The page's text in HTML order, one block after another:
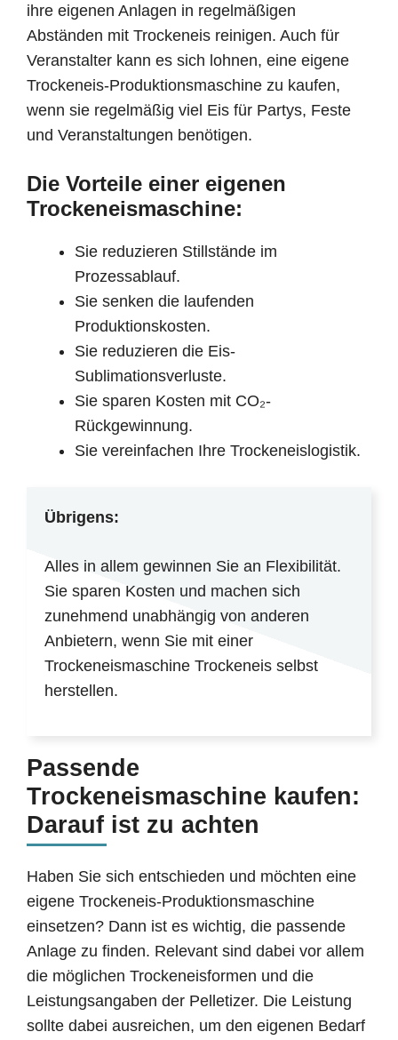
ihre eigenen Anlagen in regelmäßigen
Abständen mit Trockeneis reinigen. Auch für
Veranstalter kann es sich lohnen, eine eigene
Trockeneis-Produktionsmaschine zu kaufen,
wenn sie regelmäßig viel Eis für Partys, Feste
und Veranstaltungen benötigen.
Die Vorteile einer eigenen
Trockeneismaschine:
Sie reduzieren Stillstände im
Prozessablauf.
Sie senken die laufenden
Produktionskosten.
Sie reduzieren die Eis-
Sublimationsverluste.
Sie sparen Kosten mit CO₂-
Rückgewinnung.
Sie vereinfachen Ihre Trockeneislogistik.
Übrigens:
Alles in allem gewinnen Sie an Flexibilität.
Sie sparen Kosten und machen sich
zunehmend unabhängig von anderen
Anbietern, wenn Sie mit einer
Trockeneismaschine Trockeneis selbst
herstellen.
Passende
Trockeneismaschine kaufen:
Darauf ist zu achten
Haben Sie sich entschieden und möchten eine
eigene Trockeneis-Produktionsmaschine
einsetzen? Dann ist es wichtig, die passende
Anlage zu finden. Relevant sind dabei vor allem
die möglichen Trockeneisformen und die
Leistungsangaben der Pelletizer. Die Leistung
sollte dabei ausreichen, um den eigenen Bedarf